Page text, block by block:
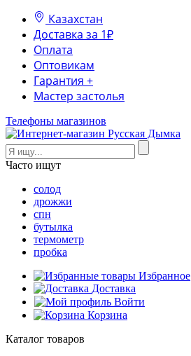
Казахстан
Доставка за 1₽
Оплата
Оптовикам
Гарантия +
Мастер застолья
Телефоны магазинов
Часто ищут
солод
дрожжи
спн
бутылка
термометр
пробка
Избранное
Доставка
Войти
Корзина
Каталог товаров